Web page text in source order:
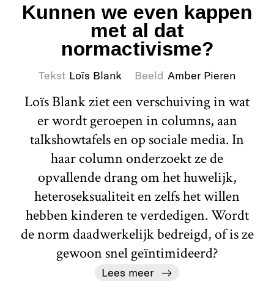
Kunnen we even kappen
met al dat
normactivisme?
Tekst Loïs Blank Beeld Amber Pieren
Loïs Blank ziet een verschuiving in wat
er wordt geroepen in columns, aan
talkshowtafels en op sociale media. In
haar column onderzoekt ze de
opvallende drang om het huwelijk,
heteroseksualiteit en zelfs het willen
hebben kinderen te verdedigen. Wordt
de norm daadwerkelijk bedreigd, of is ze
gewoon snel geïntimideerd?
Lees meer